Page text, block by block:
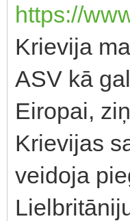
https://
Krievija
ASV kā
Eiropai,
Krievijas
veidoja